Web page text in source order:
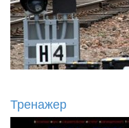
Тренажер